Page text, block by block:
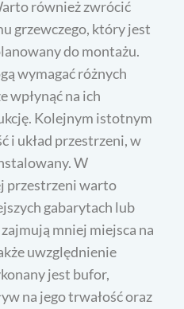
również zwrócić
grzewczego, który jest
do montażu.
wymagać różnych
wpłynąć na ich
Kolejnym istotnym
i układ przestrzeni, w
W
przestrzeni warto
gabarytach lub
mniej miejsca na
uwzględnienie
jest bufor,
na jego trwałość oraz